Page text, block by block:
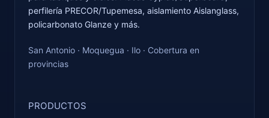
perfilería PRECOR/Tupemesa, aislamiento Aislanglass,
policarbonato Glanze y más.
San Antonio · Moquegua · Ilo · Cobertura en
provincias
PRODUCTOS